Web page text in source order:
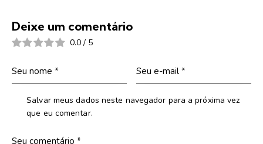
Deixe um comentário
0.0 / 5
Salvar meus dados neste navegador para a próxima vez
que eu comentar.